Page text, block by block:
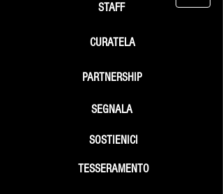
STAFF
SEGNALA
SOSTIENICI
PARTNERSHIP
TESSERAMENTO
CURATELA